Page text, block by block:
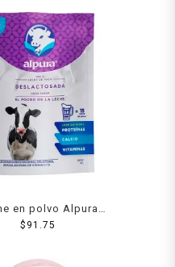
en polvo Alpura
460 g
$ 91.75